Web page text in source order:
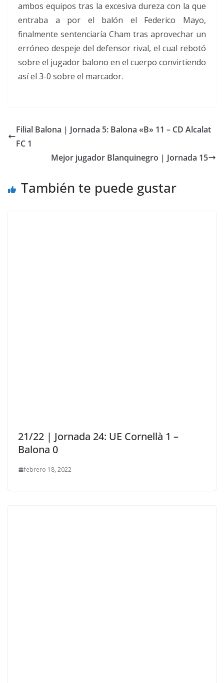
ambos equipos tras la excesiva dureza con la que
entraba a por el balón el Federico Mayo,
finalmente sentenciaría Cham tras aprovechar un
erróneo despeje del defensor rival, el cual rebotó
sobre el jugador balono en el cuerpo convirtiendo
así el 3-0 sobre el marcador.
Filial Balona | Jornada 5: Balona «B» 11 – CD Alcalat
FC 1
Mejor jugador Blanquinegro | Jornada 15
También te puede gustar
21/22 | Jornada 24: UE Cornellà 1 –
Balona 0
febrero 18, 2022